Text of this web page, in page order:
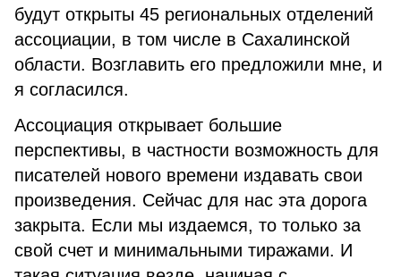
будут открыты 45 региональных отделений
ассоциации, в том числе в Сахалинской
области. Возглавить его предложили мне, и
я согласился.
Ассоциация открывает большие
перспективы, в частности возможность для
писателей нового времени издавать свои
произведения. Сейчас для нас эта дорога
закрыта. Если мы издаемся, то только за
свой счет и минимальными тиражами. И